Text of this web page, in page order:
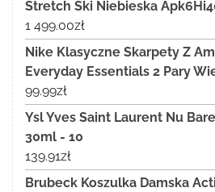
Stretch Ski Niebieska
1 499.00zł
Nike Klasyczne Skarpety Z
Everyday Essentials 2 Pary
99.99zł
Ysl Yves Saint Laurent Nu
30ml - 10
139.91zł
Brubeck Koszulka Damska